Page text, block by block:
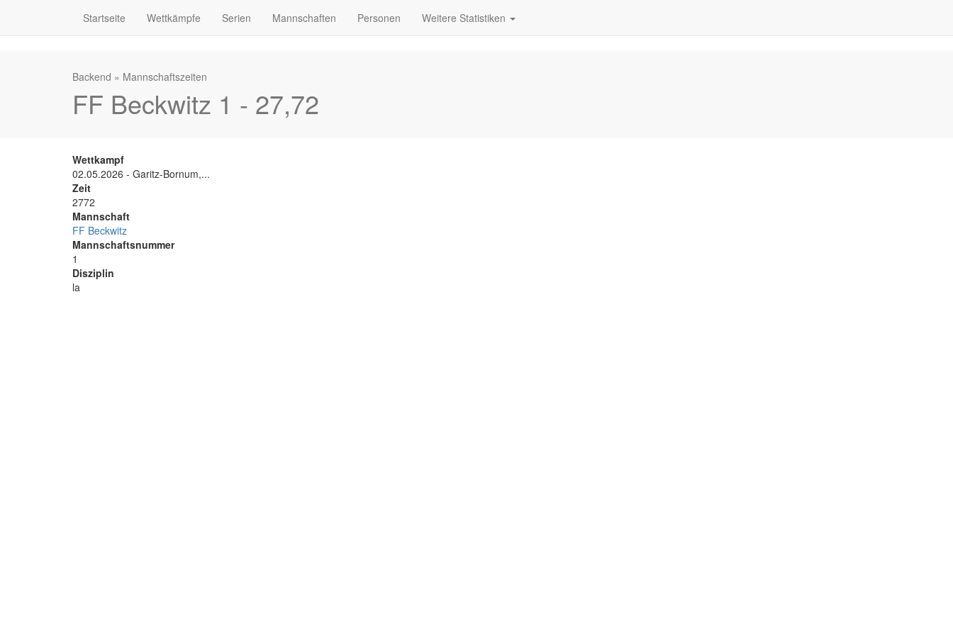
Startseite Wettkämpfe Serien Mannschaften Personen Weitere Statistiken
Backend » Mannschaftszeiten
FF Beckwitz 1 - 27,72
Wettkampf
02.05.2026 - Garitz-Bornum,...
Zeit
2772
Mannschaft
FF Beckwitz
Mannschaftsnummer
1
Disziplin
la